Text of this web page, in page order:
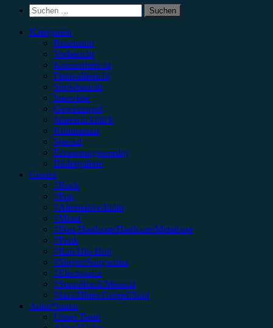
Suchen
nach:
Kategorien
Rezension
Vorbericht
Konzertbericht
Festivalbericht
Showbericht
Interview
Gewinnspiel
Jahresrückblick
Kommentar
Special
Erinnerungswürdig
Bildergalerie
Genres
#Rock
#Pop
#Alternative/Indie
#Metal
#Post-Hardcore/Hardcore/Metalcore
#Punk
#Rap/Hip-Hop
#Singer/Songwriter
#Electronica
#Soundtrack/Musical
#Jazz/Blues/Gospel/Soul
Autor*innen
Unser Team